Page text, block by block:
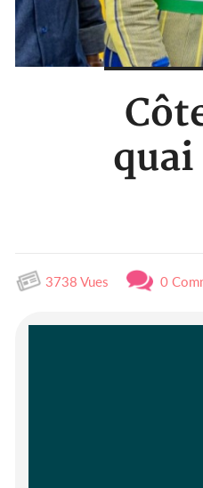
3738 Vues 0